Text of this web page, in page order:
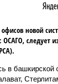
новой
следует
в башкирской